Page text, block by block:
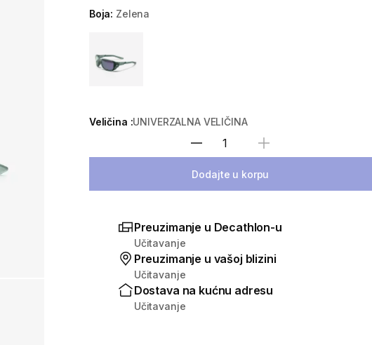
Boja: Zelena
Veličina :UNIVERZALNA VELIČINA
Izaberi količinu
Dodajte u korpu
Preuzimanje u Decathlon-u
Učitavanje
Preuzimanje u vašoj blizini
Učitavanje
Dostava na kućnu adresu
Učitavanje